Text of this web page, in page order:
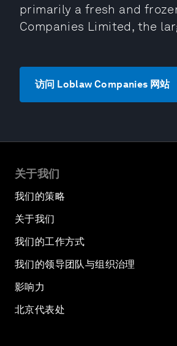
primarily a fresh and
Companies Limited, the
访问 Loblaw Companies 网站
关于我们
我们的策略
关于我们
我们的工作方式
我们的领导团队与组织治理
影响力
北京代表处